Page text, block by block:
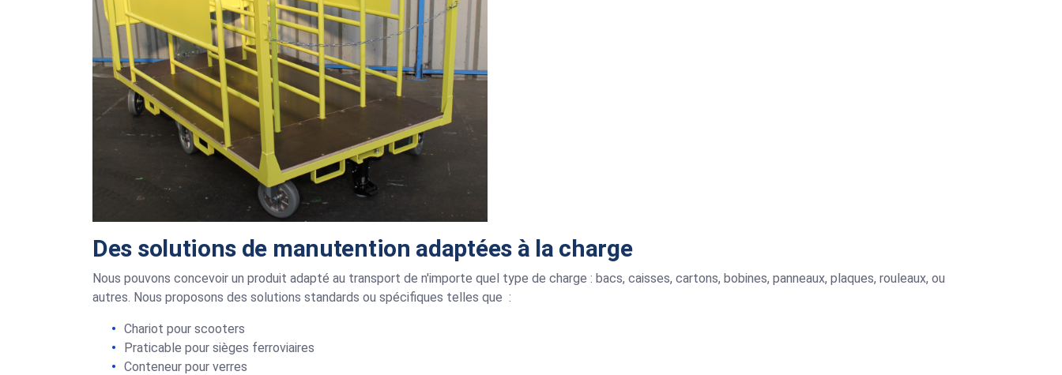
Des solutions de manutention adaptées à la charge
Nous pouvons concevoir un produit adapté au transport de n'importe quel type de charge : bacs, caisses, cartons, bobines, panneaux, plaques, rouleaux, ou
autres. Nous proposons des solutions standards ou spécifiques telles que :
Chariot pour scooters
Praticable pour sièges ferroviaires
Conteneur pour verres